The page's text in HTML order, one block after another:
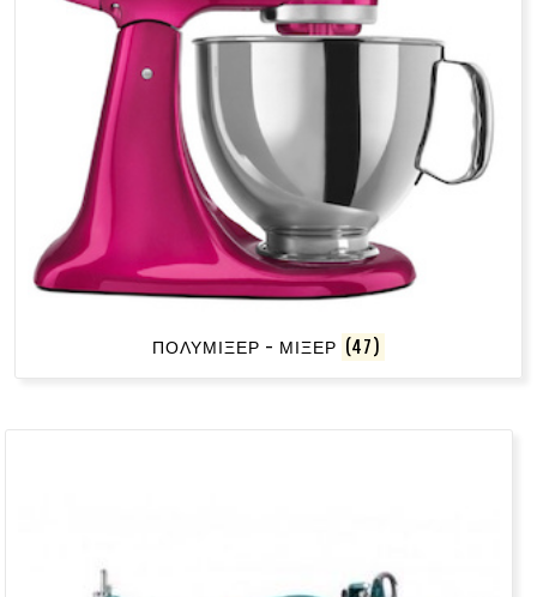
ΠΟΛΥΜΙΞΕΡ - ΜΙΞΕΡ (47)